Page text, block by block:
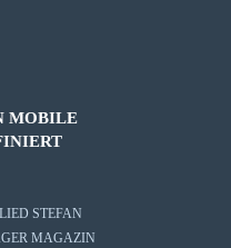
MOBILE
STEFAN
MAGAZIN